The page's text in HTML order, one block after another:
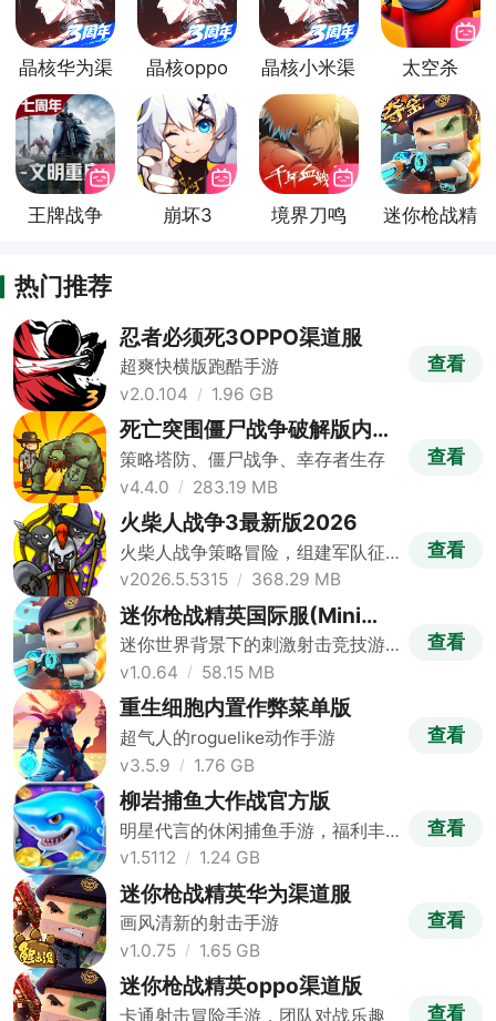
晶核华为渠
道服
晶核oppo
渠道版
晶核小米渠
道服
太空杀
bilibili渠道
服
王牌战争
崩坏3
境界刀鸣
迷你枪战精
热门推荐
忍者必须死3OPPO渠道服
超爽快横版跑酷手游
v2.0.104
1.96 GB
查看
死亡突围僵尸战争破解版内置
修改器版
策略塔防、僵尸战争、幸存者生存
v4.4.0
283.19 MB
查看
火柴人战争3最新版2026
火柴人战争策略冒险，组建军队征
战
v2026.5.5315 368.29 MB
查看
迷你枪战精英国际服(Mini
World Royale)
迷你世界背景下的刺激射击竞技游
戏
v1.0.64 58.15 MB
查看
重生细胞内置作弊菜单版
超气人的roguelike动作手游
v3.5.9
1.76 GB
查看
柳岩捕鱼大作战官方版
明星代言的休闲捕鱼手游，福利丰
富
v1.5112 1.24 GB
查看
迷你枪战精英华为渠道服
画风清新的射击手游
v1.0.75
1.65 GB
查看
迷你枪战精英oppo渠道版
卡通射击冒险手游，团队对战乐趣 查看